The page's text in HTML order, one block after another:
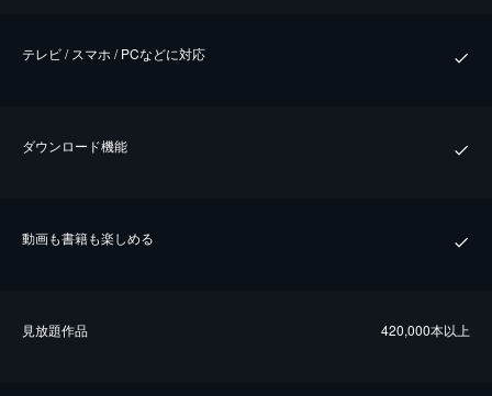
テレビ / スマホ / PCなどに対応
ダウンロード機能
動画も書籍も楽しめる
⾒放題作品 420,000本以上